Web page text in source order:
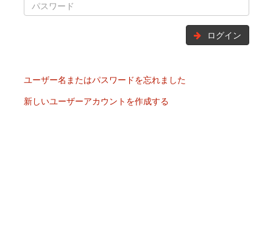
ログイン
ユーザー名またはパスワードを忘れました
新しいユーザーアカウントを作成する